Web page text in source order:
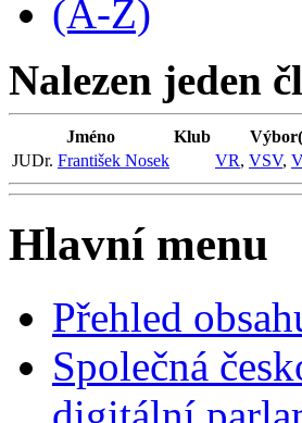
(A-Z)
Nalezen jeden
Jméno Klub
JUDr. František Nosek VR, VSV,
Hlavní menu
Přehled
Společná